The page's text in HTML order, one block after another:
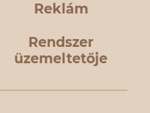
Reklám
Rendszer
üzemeltetője